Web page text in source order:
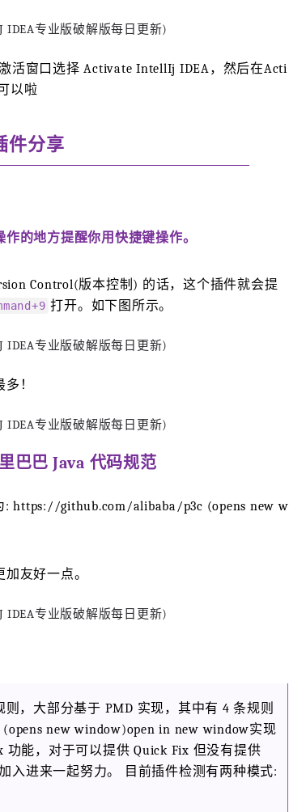
活窗口选择 Activate IntellIj IDEA，然后在Acti
以啦
件分享
的地方提醒你用快捷键操作。
Control(版本控制) 的话，这个插件就会提
打开。如下图所示。
！
巴巴 Java 代码规范
: https://github.com/alibaba/p3c (opens new w
友好一点。
，大部分基于 PMD 实现，其中有 4 条规则
new window)open in new window实现
能，对于可以提供 Quick Fix 但没有提供
入进来一起努力。 目前插件检测有两种模式: